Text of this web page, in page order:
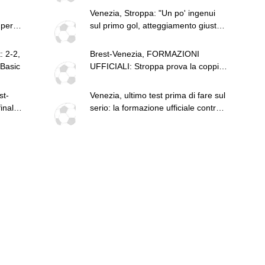
Venezia, Stroppa: "Un po' ingenui
sul primo gol, atteggiamento giusto
2-2,
Brest-Venezia, FORMAZIONI
UFFICIALI: Stroppa prova la coppia
Venezia, ultimo test prima di fare sul
serio: la formazione ufficiale contro il